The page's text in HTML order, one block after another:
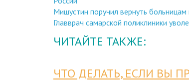
Мишустин поручил вернуть больницам
Главврач самарской поликлиники
ЧИТАЙТЕ ТАКЖЕ:
ЧТО ДЕЛАТЬ, ЕСЛИ ВЫ